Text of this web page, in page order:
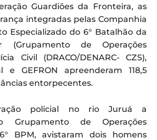
Guardiões da Fronteira, as
integradas pelas Companhia
Especializado do 6° Batalhão da
(Grupamento de Operações
Civil (DRACO/DENARC- CZS),
e GEFRON apreenderam 118,5
entorpecentes.
policial no rio Juruá a
Grupamento de Operações
BPM, avistaram dois homens